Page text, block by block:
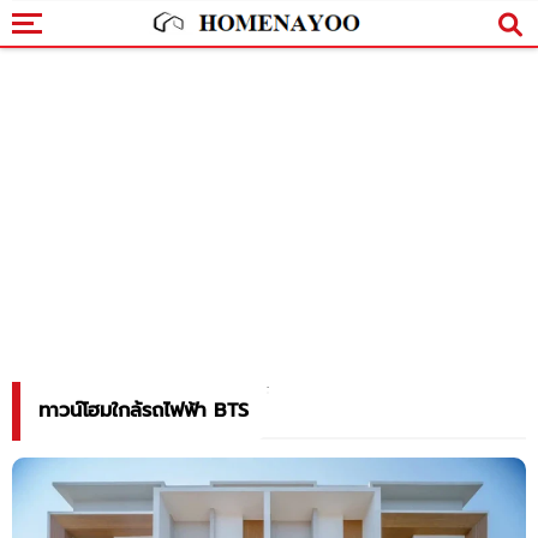
ทาวน์โฮมใกล้รถไฟฟ้า BTS